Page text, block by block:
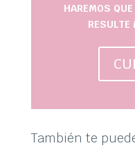
HAREMOS
RESULTE
También te